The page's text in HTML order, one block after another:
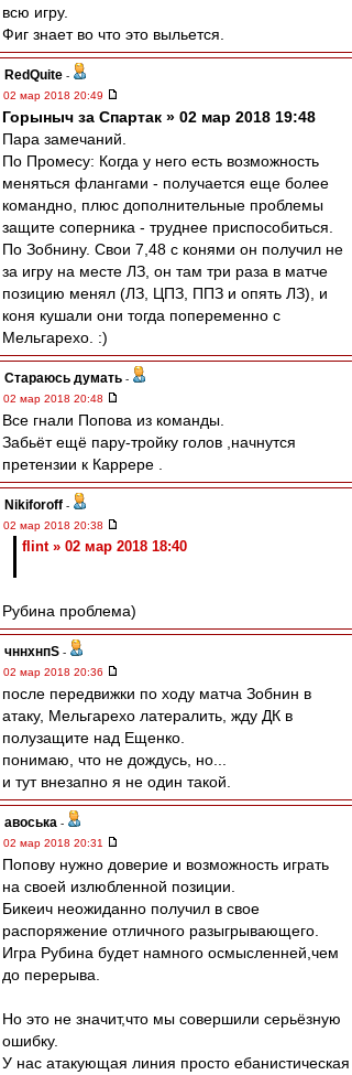
всю игру.
Фиг знает во что это выльется.
RedQuite -
02 мар 2018 20:49
Горыныч за Спартак » 02 мар 2018 19:48
Пара замечаний.
По Промесу: Когда у него есть возможность
меняться флангами - получается еще более
командно, плюс дополнительные проблемы
защите соперника - труднее приспособиться.
По Зобнину. Свои 7,48 с конями он получил не
за игру на месте ЛЗ, он там три раза в матче
позицию менял (ЛЗ, ЦПЗ, ППЗ и опять ЛЗ), и
коня кушали они тогда попеременно с
Мельгарехо. :)
Стараюсь думать -
02 мар 2018 20:48
Все гнали Попова из команды.
Забьёт ещё пару-тройку голов ,начнутся
претензии к Каррере .
Nikiforoff -
02 мар 2018 20:38
flint » 02 мар 2018 18:40
Рубина проблема)
чннхнпS -
02 мар 2018 20:36
после передвижки по ходу матча Зобнин в
атаку, Мельгарехо латералить, жду ДК в
полузащите над Ещенко.
понимаю, что не дождусь, но...
и тут внезапно я не один такой.
авоська -
02 мар 2018 20:31
Попову нужно доверие и возможность играть
на своей излюбленной позиции.
Бикеич неожиданно получил в свое
распоряжение отличного разыгрывающего.
Игра Рубина будет намного осмысленней,чем
до перерыва.
Но это не значит,что мы совершили серьёзную
ошибку.
У нас атакующая линия просто ебанистическая